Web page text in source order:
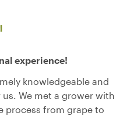
experience!
knowledgeable and
We met a grower with
process from grape to